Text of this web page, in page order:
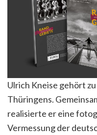
Ulrich Kneise gehört
Thüringens.
realisierte er eine
Vermessung der